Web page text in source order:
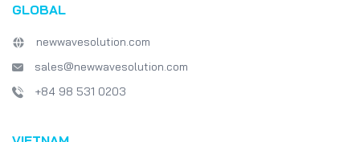
GLOBAL
newwavesolution.com
sales@newwavesolution.com
+84 98 531 0203